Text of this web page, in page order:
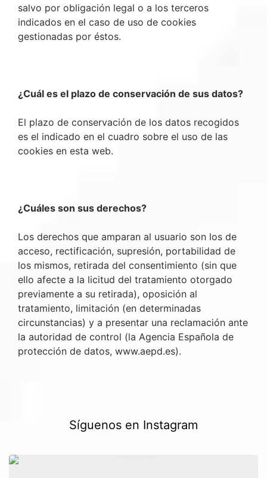
salvo por obligación legal o a los terceros
indicados en el caso de uso de cookies
gestionadas por éstos.
¿Cuál es el plazo de conservación de sus datos?
El plazo de conservación de los datos recogidos
es el indicado en el cuadro sobre el uso de las
cookies en esta web.
¿Cuáles son sus derechos?
Los derechos que amparan al usuario son los de
acceso, rectificación, supresión, portabilidad de
los mismos, retirada del consentimiento (sin que
ello afecte a la licitud del tratamiento otorgado
previamente a su retirada), oposición al
tratamiento, limitación (en determinadas
circunstancias) y a presentar una reclamación ante
la autoridad de control (la Agencia Española de
protección de datos, www.aepd.es).
Síguenos en Instagram